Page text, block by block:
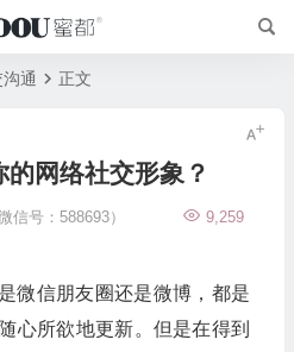
通 正文
网络社交形象？
信号：588693）
9,259
微信朋友圈还是微博，都是
心所欲地更新。但是在得到